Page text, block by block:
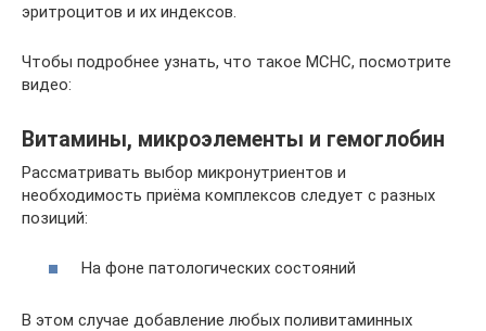
эритроцитов и их индексов.
Чтобы подробнее узнать, что такое MCHC, посмотрите
видео:
Витамины, микроэлементы и гемоглобин
Рассматривать выбор микронутриентов и
необходимость приёма комплексов следует с разных
позиций:
На фоне патологических состояний
В этом случае добавление любых поливитаминных